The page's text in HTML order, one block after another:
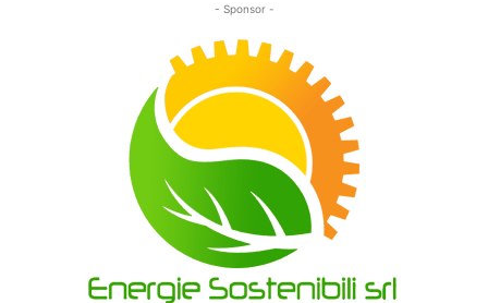
- Sponsor -